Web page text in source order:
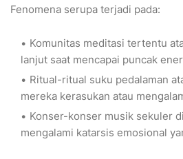
Fenomena serupa terjadi pada:
Komunitas meditasi tertentu
lanjut saat mencapai puncak
Ritual-ritual suku pedalaman
mereka kerasukan atau
Konser-konser musik sekuler
mengalami katarsis emosional